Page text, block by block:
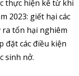
thực hiện kể từ khi
2023: giết hại các
tổn hại nghiêm
đặt các điều kiện
sinh nở.